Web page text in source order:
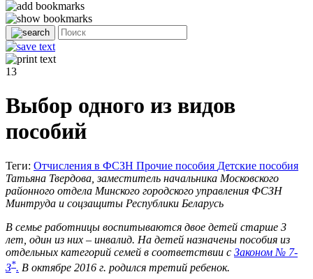
13
Выбор одного из видов
пособий
Теги: Отчисления в ФСЗН Прочие пособия Детские пособия
Татьяна Твердова, заместитель начальника Московского
районного отдела Минского городского управления ФСЗН
Минтруда и соцзащиты Республики Беларусь
В семье работницы воспитываются двое детей старше 3
лет, один из них – инвалид. На детей назначены пособия из
отдельных категорий семей в соответствии с Законом № 7-
З*. В октябре 2016 г. родился третий ребенок.